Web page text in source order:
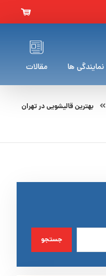
ها مقالات
بهترین قالیشویی در تهران
جستجو